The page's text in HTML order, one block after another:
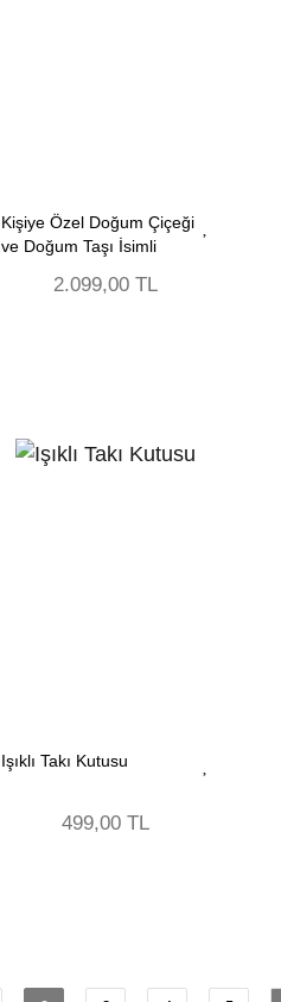
Kişiye Özel Doğum Çiçeği
ve Doğum Taşı İsimli
2.099,00 TL
Işıklı Takı Kutusu
499,00 TL